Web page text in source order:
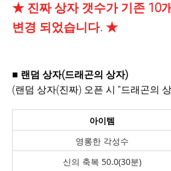
★ 진짜 상자 갯수가 기존 10
변경 되었습니다. ★
■ 랜덤 상자(드래곤의 상자)
(랜덤 상자(진짜) 오픈 시 "드래곤의
아이템
영롱한 각성수
신의 축복 50.0(30분)